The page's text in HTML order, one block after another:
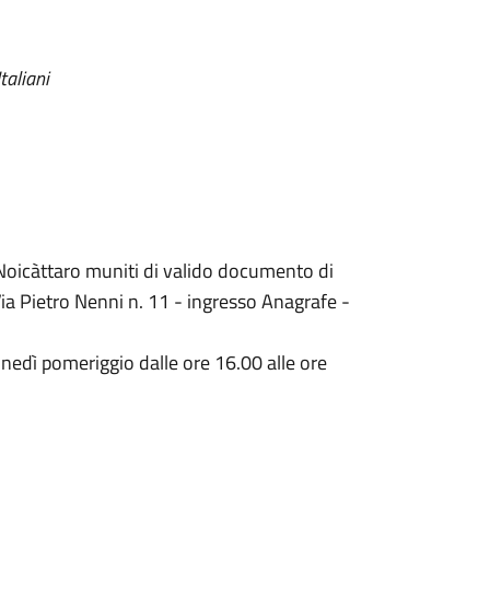
muniti di valido documento di
Pietro Nenni n. 11 - ingresso Anagrafe -
pomeriggio dalle ore 16.00 alle ore